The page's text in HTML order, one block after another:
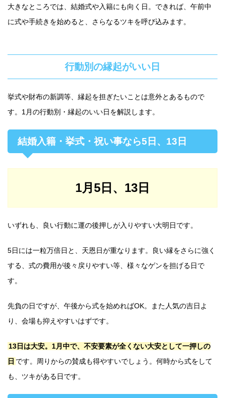
大きなところでは、結婚式や入籍にも向く日。できれば、午前中
に式や手続きを始めると、さらなるツキを呼び込みます。
行動別の縁起がいい日
挙式や財布の新調等、縁起を担ぎたいことは意外とあるもので
す。1月の行動別・縁起のいい日を解説します。
結婚入籍・挙式・祝い事なら5日、13日
1月5日、13日
いずれも、良い行動に運の後押しが入りやすい大明日です。
5日には一粒万倍日と、天恩日が重なります。良い縁をさらに強く
する、式の費用が後々戻りやすい等、様々なゲンを担げる日で
す。
先負の日ですが、午後から式を始めればOK。また人気の吉日よ
り、会場も抑えやすいはずです。
13日は大安。1月中で、不安要素が全くない大安として一押しの
日 です。周りからの賛成も得やすいでしょう。何時から式をして
も、ツキがある日です。